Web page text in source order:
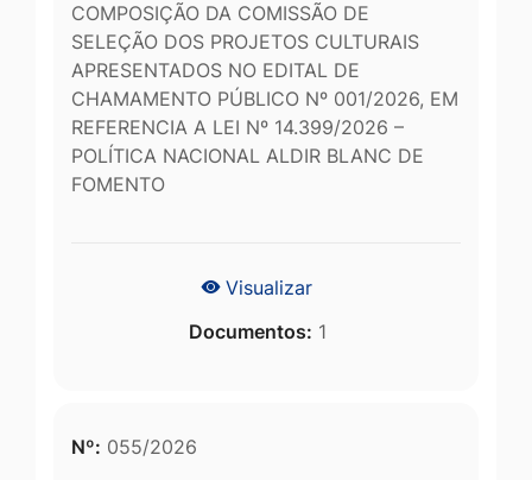
COMPOSIÇÃO DA COMISSÃO DE
SELEÇÃO DOS PROJETOS CULTURAIS
APRESENTADOS NO EDITAL DE
CHAMAMENTO PÚBLICO Nº 001/2026, EM
REFERENCIA A LEI Nº 14.399/2026 –
POLÍTICA NACIONAL ALDIR BLANC DE
FOMENTO
Visualizar
Documentos: 1
Nº: 055/2026